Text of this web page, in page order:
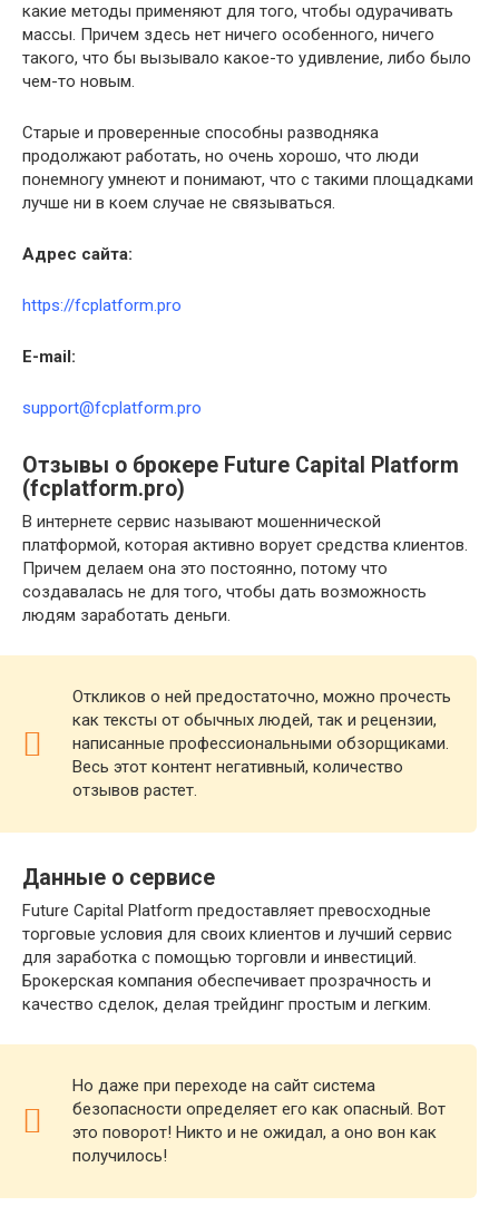
какие методы применяют для того, чтобы одурачивать
массы. Причем здесь нет ничего особенного, ничего
такого, что бы вызывало какое-то удивление, либо было
чем-то новым.
Старые и проверенные способны разводняка
продолжают работать, но очень хорошо, что люди
понемногу умнеют и понимают, что с такими площадками
лучше ни в коем случае не связываться.
Адрес сайта:
https://fcplatform.pro
E-mail:
support@fcplatform.pro
Отзывы о брокере Future Capital Platform
(fcplatform.pro)
В интернете сервис называют мошеннической
платформой, которая активно ворует средства клиентов.
Причем делаем она это постоянно, потому что
создавалась не для того, чтобы дать возможность
людям заработать деньги.
Откликов о ней предостаточно, можно прочесть
как тексты от обычных людей, так и рецензии,
написанные профессиональными обзорщиками.
Весь этот контент негативный, количество
отзывов растет.
Данные о сервисе
Future Capital Platform предоставляет превосходные
торговые условия для своих клиентов и лучший сервис
для заработка с помощью торговли и инвестиций.
Брокерская компания обеспечивает прозрачность и
качество сделок, делая трейдинг простым и легким.
Но даже при переходе на сайт система
безопасности определяет его как опасный. Вот
это поворот! Никто и не ожидал, а оно вон как
получилось!